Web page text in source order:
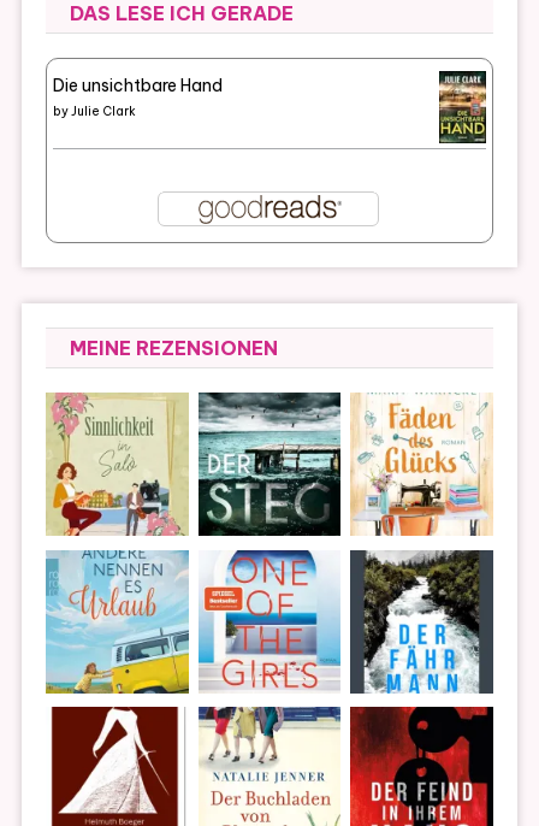
DAS LESE ICH GERADE
Die unsichtbare Hand
byJulie Clark
MEINE REZENSIONEN